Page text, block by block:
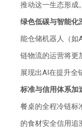
推动这一生态形成。
绿色低碳与智能化
能仓储机器人（如
链物流的运营将更
展现出AI在提升全
标准与信用体系加
餐桌的全程冷链标
的食材安全信用追